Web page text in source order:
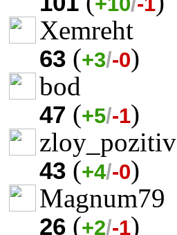
Xemreht
63 (+3/-0)
bod
47 (+5/-1)
zloy_pozitiv
43 (+4/-0)
Magnum79
26 (+2/-1)